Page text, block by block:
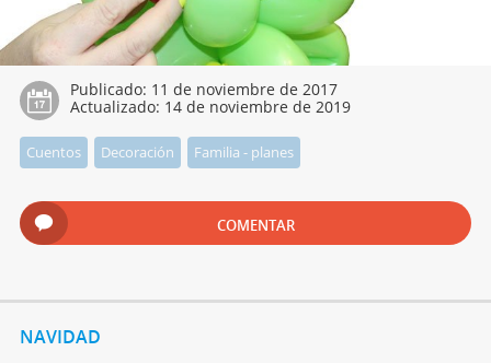
Publicado: 11 de noviembre de 2017
Actualizado: 14 de noviembre de 2019
Cuentos Decoración Familia - planes
COMENTAR
NAVIDAD